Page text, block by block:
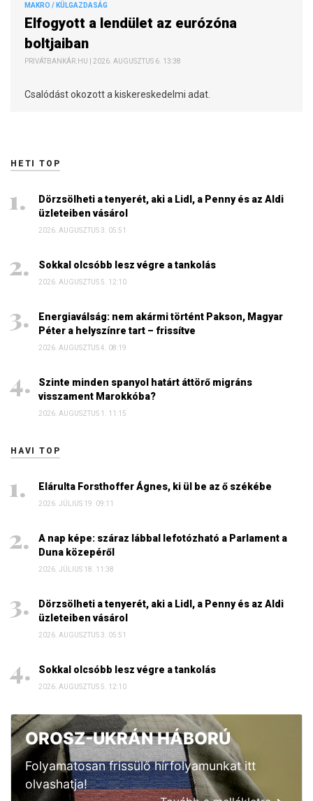
MAKRO / KÜLGAZDASÁG
Elfogyott a lendület az eurózóna
boltjaiban
PRIVÁTBANKÁR.HU | 2026. AUGUSZTUS 6. 13:38
Csalódást okozott a kiskereskedelmi adat.
HETI TOP
Dörzsölheti a tenyerét, aki a Lidl, a Penny és az Aldi
üzleteiben vásárol
2026. AUGUSZTUS 3. 05:51
Sokkal olcsóbb lesz végre a tankolás
2026. AUGUSZTUS 5. 12:10
Energiaválság: nem akármi történt Pakson, Magyar
Péter a helyszínre tart – frissítve
2026. AUGUSZTUS 4. 08:19
Szinte minden spanyol határt áttörő migráns
visszament Marokkóba?
2026. AUGUSZTUS 1. 11:15
HAVI TOP
Elárulta Forsthoffer Ágnes, ki ül be az ő székébe
2026. JÚLIUS 19. 09:11
A nap képe: száraz lábbal lefotózható a Parlament a
Duna közepéről
2026. JÚLIUS 18. 11:38
Dörzsölheti a tenyerét, aki a Lidl, a Penny és az Aldi
üzleteiben vásárol
2026. AUGUSZTUS 3. 05:51
Sokkal olcsóbb lesz végre a tankolás
2026. AUGUSZTUS 5. 12:10
OROSZ-UKRÁN HÁBORÚ
Folyamatosan frissülő hírfolyamunkat itt
olvashatja!